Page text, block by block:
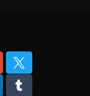

